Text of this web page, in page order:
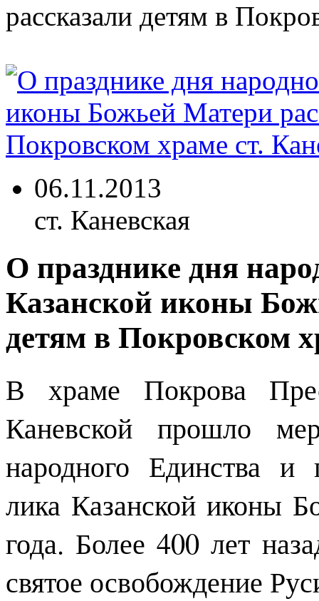
рассказали детям в
06.11.2013
ст. Каневская
О празднике дня
Казанской иконы
детям в Покровском
В храме Покрова
Каневской прошло
народного Единства и
лика Казанской иконы
года. Более 400 лет
святое освобождение